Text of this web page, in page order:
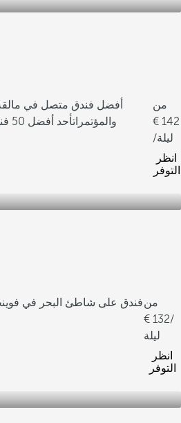
أفضل فندق متصل في
والمؤتمراتأحد أفضل 50 فندقًا لرجال الأعمال في العالم
من
142
/ليلة
انظر
التوفر
فندق على شاطئ البحر فيمن
132/
ليلة
انظر
التوفر